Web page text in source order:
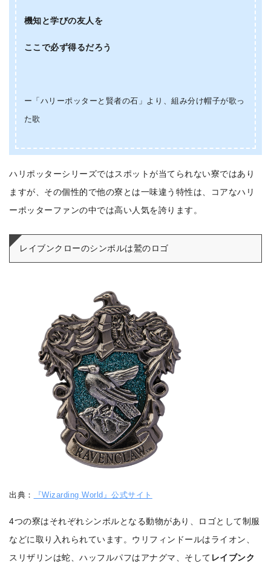
機知と学びの友人を
ここで必ず得るだろう
ー「ハリーポッターと賢者の石」より、組み分け帽子が歌っ
た歌
ハリポッターシリーズではスポットが当てられない寮ではあり
ますが、その個性的で他の寮とは一味違う特性は、コアなハリ
ーポッターファンの中では高い人気を誇ります。
レイブンクローのシンボルは鷲のロゴ
出典： 『Wizarding World』公式サイト
4つの寮はそれぞれシンボルとなる動物があり、ロゴとして制服
などに取り入れられています。ウリフィンドールはライオン、
スリザリンは蛇、ハッフルパフはアナグマ、そして レイブンク